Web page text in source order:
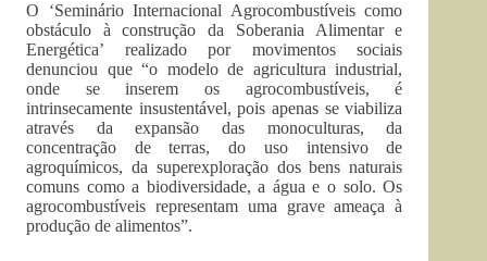
O ‘Seminário Internacional Agrocombustíveis como
obstáculo à construção da Soberania Alimentar e
Energética’ realizado por movimentos sociais
denunciou que “o modelo de agricultura industrial,
onde se inserem os agrocombustíveis, é
intrinsecamente insustentável, pois apenas se viabiliza
através da expansão das monoculturas, da
concentração de terras, do uso intensivo de
agroquímicos, da superexploração dos bens naturais
comuns como a biodiversidade, a água e o solo. Os
agrocombustíveis representam uma grave ameaça à
produção de alimentos”.